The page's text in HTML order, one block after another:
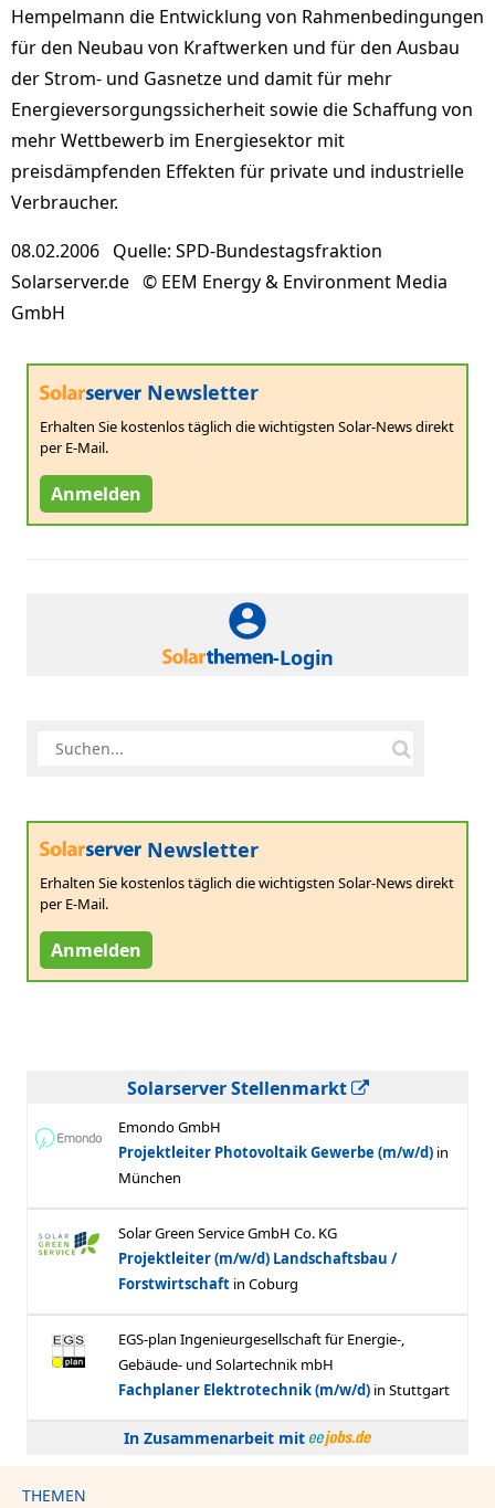
Hempelmann die Entwicklung von Rahmenbedingungen
für den Neubau von Kraftwerken und für den Ausbau
der Strom- und Gasnetze und damit für mehr
Energieversorgungssicherheit sowie die Schaffung von
mehr Wettbewerb im Energiesektor mit
preisdämpfenden Effekten für private und industrielle
Verbraucher.
08.02.2006 Quelle: SPD-Bundestagsfraktion
Solarserver.de © EEM Energy & Environment Media
GmbH
Newsletter
Erhalten Sie kostenlos täglich die wichtigsten Solar-News direkt
per E-Mail.
Anmelden
-Login
Newsletter
Erhalten Sie kostenlos täglich die wichtigsten Solar-News direkt
per E-Mail.
Anmelden
Solarserver Stellenmarkt
In Zusammenarbeit mit
THEMEN